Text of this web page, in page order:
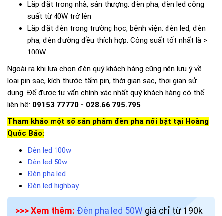
Lắp đặt trong nhà, sân thượng: đèn pha, đèn led công
suất từ 40W trở lên
Lắp đặt đèn trong trường học, bệnh viện: đèn led, đèn
pha, đèn đường đều thích hợp. Công suất tốt nhất là >
100W
Ngoài ra khi lựa chọn đèn quý khách hàng cũng nên lưu ý về
loại pin sạc, kích thước tấm pin, thời gian sạc, thời gian sử
dụng. Để được tư vấn chính xác nhất quý khách hàng có thể
liên hệ: 09153 77770 - 028.66.795.795
Tham khảo một số sản phẩm đèn pha nổi bật tại Hoàng
Quốc Bảo:
Đèn led 100w
Đèn led 50w
Đèn pha led
Đèn led highbay
>>> Xem thêm: Đèn pha led 50W giá chỉ từ 190k